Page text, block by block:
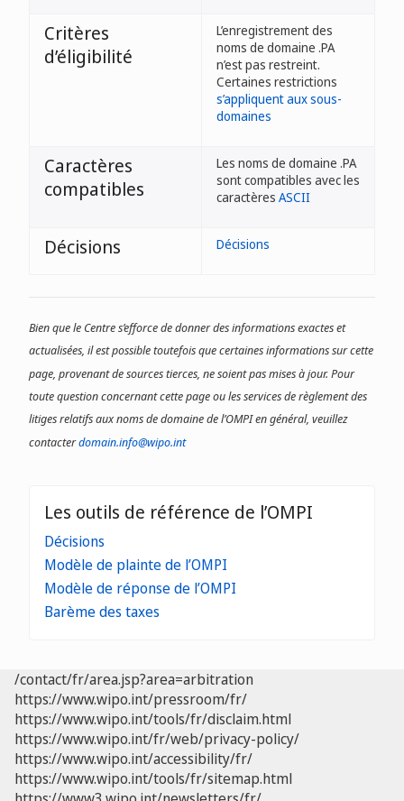
Critères
d’éligibilité
L’enregistrement des
noms de domaine .PA
n’est pas restreint.
Certaines restrictions
s’appliquent aux sous-
domaines
Caractères
compatibles
Les noms de domaine .PA
sont compatibles avec les
caractères ASCII
Décisions Décisions
Bien que le Centre s’efforce de donner des informations exactes et
actualisées, il est possible toutefois que certaines informations sur cette
page, provenant de sources tierces, ne soient pas mises à jour. Pour
toute question concernant cette page ou les services de règlement des
litiges relatifs aux noms de domaine de l’OMPI en général, veuillez
contacterdomain.info@wipo.int
Les outils de référence de l’OMPI
Décisions
Modèle de plainte de l’OMPI
Modèle de réponse de l’OMPI
Barème des taxes
/contact/fr/area.jsp?area=arbitration
https://www.wipo.int/pressroom/fr/
https://www.wipo.int/tools/fr/disclaim.html
https://www.wipo.int/fr/web/privacy-policy/
https://www.wipo.int/accessibility/fr/
https://www.wipo.int/tools/fr/sitemap.html